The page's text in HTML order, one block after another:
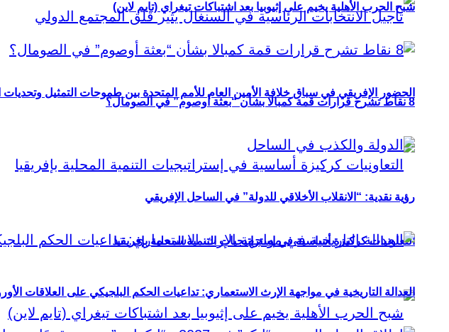
الحضور الإفريقي في سباق خلافة الأمين العام للأمم المتحدة بين طموحات التمثيل وتحديات
التعاونيات كركيزة أساسية في إستراتيجيات التنمية المحلية بإفريقيا
شبح الحرب الأهلية يخيم على إثيوبيا بعد اشتباكات تيغراي (تايم لاين)
8 نقاط تشرح قرارات قمة كمبالا بشأن “بعثة أوصوم” في الصومال؟
رؤية نقدية: “الانقلاب الأخلاقي للدولة” في الساحل الإفريقي
العدالة التاريخية في مواجهة الإرث الاستعماري: تداعيات الحكم البلجيكي على العلاقات